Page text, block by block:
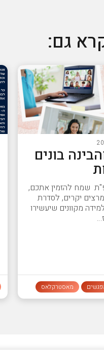
גם:
בונים
שמח להזמין אתכם,
יקרים, לסדרת
מקוונים שיעשירו
מאסטרקלאס